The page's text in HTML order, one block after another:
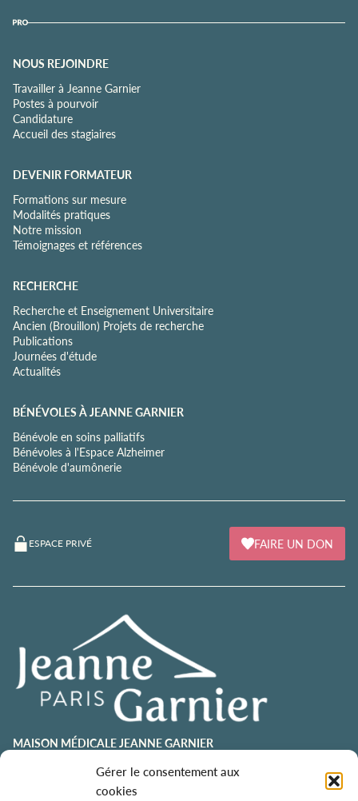
Gérer le consentement aux
cookies
NOUS REJOINDRE
Travailler à Jeanne Garnier
Postes à pourvoir
Candidature
Accueil des stagiaires
DEVENIR FORMATEUR
Formations sur mesure
Modalités pratiques
Notre mission
Témoignages et références
RECHERCHE
Recherche et Enseignement Universitaire
Ancien (Brouillon) Projets de recherche
Publications
Journées d'étude
Actualités
BÉNÉVOLES À JEANNE GARNIER
Bénévole en soins palliatifs
Bénévoles à l'Espace Alzheimer
Bénévole d'aumônerie
ESPACE PRIVÉ FAIRE UN DON
MAISON MÉDICALE JEANNE GARNIER
contact@jeannegarnier-paris.org
01 43 92 21 00